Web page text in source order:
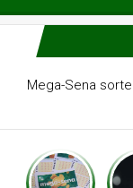
Tenista Bia